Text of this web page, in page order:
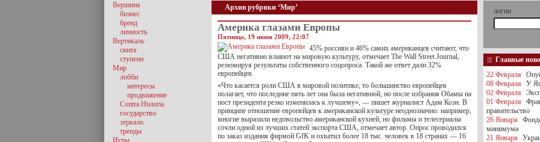
Архив рубрики ‘Мир’
Америка глазами Европы
Пятница, 19 июня 2009, 22:07
45% россиян и 46% самих американцев считают, что
США негативно влияют на мировую культуру, отмечает The Wall Street Journal,
резюмируя результаты собственного соцопроса. Такой же ответ дали 32%
европейцев.
«Что касается роли США в мировой политике, то большинство европейцев
полагает, что последние пять лет она была негативной, но после избрания Обамы на
пост президента резко изменилась к лучшему», — пишет журналист Адам Коэн. В
принципе отношение европейцев к американской культуре неоднозначно: например,
многие выразили недовольство американской кухней, но фильмы и телесериалы
сочли одной из лучших статей экспорта США, отмечает автор. Опрос проводился
по заказ издания фирмой GfK и охватил более 18 тыс. человек в 18 странах — 16
Вершина
бизнес
бренд
личность
Вертикаль
свита
ступени
Мир
лобби
интересы
продвижение
Contra Historia
государство
зеркало
тренды
Игры
логин
Главные
22 Февраля
08 Февраля
У
02 Февраля
01 Февраля
правительство
26 Января
минимума
21 Января